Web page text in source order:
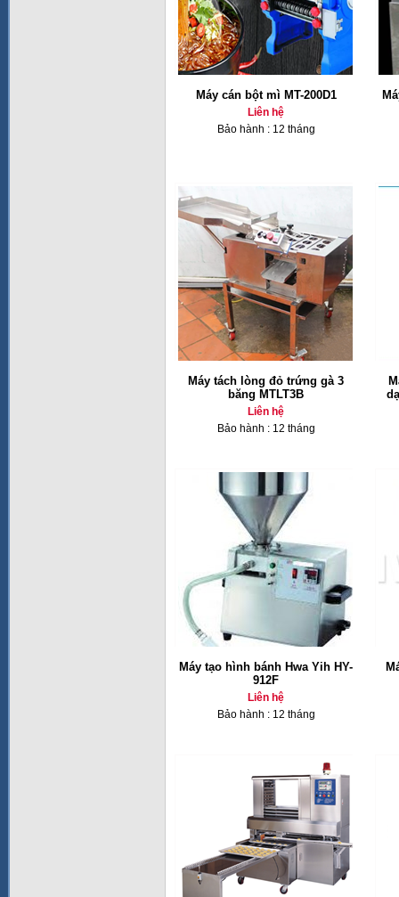
Máy cán bột mì MT-200D1
Liên hệ
Bảo hành : 12 tháng
Máy tách lòng đỏ trứng gà 3
băng MTLT3B
Liên hệ
Bảo hành : 12 tháng
Máy tạo hình bánh Hwa Yih HY-
912F
Liên hệ
Bảo hành : 12 tháng